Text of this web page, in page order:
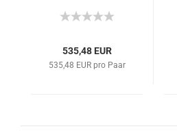
535,48 EUR
535,48 EUR pro Paar